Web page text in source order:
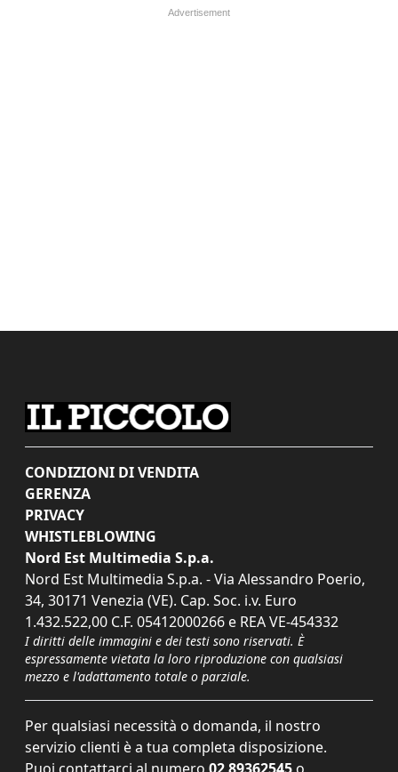
CONDIZIONI DI VENDITA
GERENZA
PRIVACY
WHISTLEBLOWING
Nord Est Multimedia S.p.a.
Nord Est Multimedia S.p.a. - Via Alessandro Poerio,
34, 30171 Venezia (VE). Cap. Soc. i.v. Euro
1.432.522,00 C.F. 05412000266 e REA VE-454332
I diritti delle immagini e dei testi sono riservati. È
espressamente vietata la loro riproduzione con qualsiasi
mezzo e l'adattamento totale o parziale.
Per qualsiasi necessità o domanda, il nostro
servizio clienti è a tua completa disposizione.